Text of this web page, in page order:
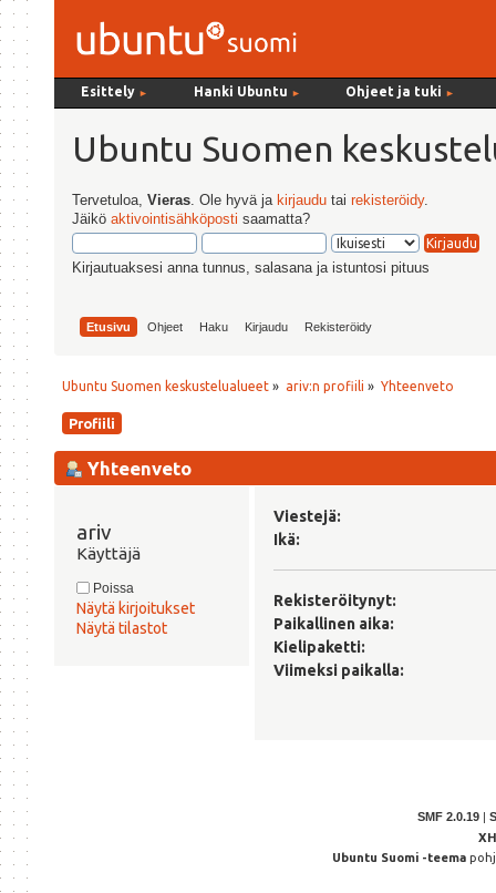
Esittely ► Hanki Ubuntu ► Ohjeet ja tuki ►
Ubuntu Suomen
Tervetuloa,Vieras . Ole hyvä ja kirjaudu tairekisteröidy.
Jäiköaktivointisähköposti saamatta?
Kirjautuaksesi anna tunnus, salasana ja istuntosi pituus
Etusivu Ohjeet Haku Kirjaudu Rekisteröidy
Ubuntu Suomen keskustelualueet » ariv:n profiili » Yhteenveto
Profiili
Yhteenveto
ariv
Käyttäjä
Poissa
Näytä kirjoitukset
Näytä tilastot
Viestejä:
Ikä:
Rekisteröitynyt:
Paikallinen aika:
Kielipaketti:
Viimeksi paikalla:
SMF 2.0.19 |
Ubuntu Suomi -teema